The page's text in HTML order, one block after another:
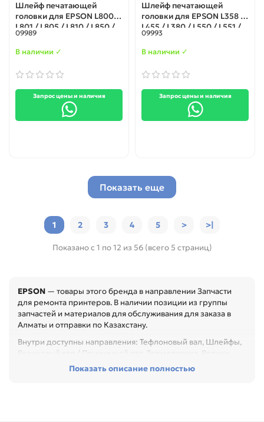
Шлейф печатающей
головки для EPSON L800 /
L801 / L805 / L810 / L850 /
T50 / P50 / T60 / T59 / A50
09989
В наличии ✓
Запрос цены и наличия
Шлейф печатающей
головки для EPSON L358 /
L455 / L380 / L550 / L551 /
L558
09993
В наличии ✓
Запрос цены и наличия
Показать еще
1 2 3 4 5 > >|
Показано с 1 по 12 из 56 (всего 5 страниц)
EPSON — товары этого бренда в направлении Запчасти
для ремонта принтеров. В наличии позиции из группы
запчастей и материалов для обслуживания для заказа в
Алматы и отправки по Казахстану.
Внутри доступны направления: Тефлоновый вал, Шлейфы,
Резиновый вал / Прижимной вал, Термопленка, Ролики
подачи (захвата) бумаги, Разное. Они помогают быстрее
Показать описание полностью